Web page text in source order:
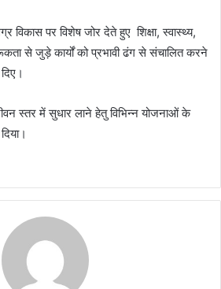
विकास पर विशेष जोर देते हुए शिक्षा, स्वास्थ्य,
से जुड़े कार्यों को प्रभावी ढंग से संचालित करने
स्तर में सुधार लाने हेतु विभिन्न योजनाओं के